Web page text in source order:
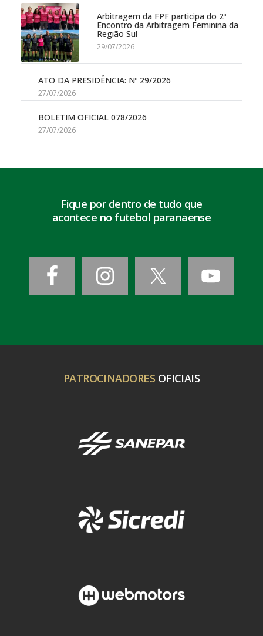
Arbitragem da FPF participa do 2º
Encontro da Arbitragem Feminina da
Região Sul
29/07/2026
ATO DA PRESIDÊNCIA: Nº 29/2026
27/07/2026
BOLETIM OFICIAL 078/2026
27/07/2026
Fique por dentro de tudo que
acontece no futebol paranaense
PATROCINADORES OFICIAIS